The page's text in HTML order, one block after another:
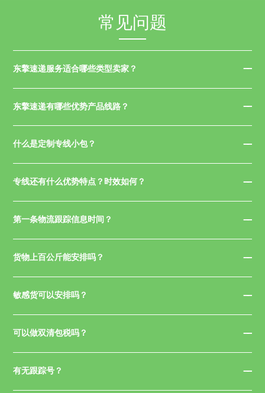
常见问题
东擎速递服务适合哪些类型卖家？
东擎速递有哪些优势产品线路？
什么是定制专线小包？
专线还有什么优势特点？时效如何？
第一条物流跟踪信息时间？
货物上百公斤能安排吗？
敏感货可以安排吗？
可以做双清包税吗？
有无跟踪号？